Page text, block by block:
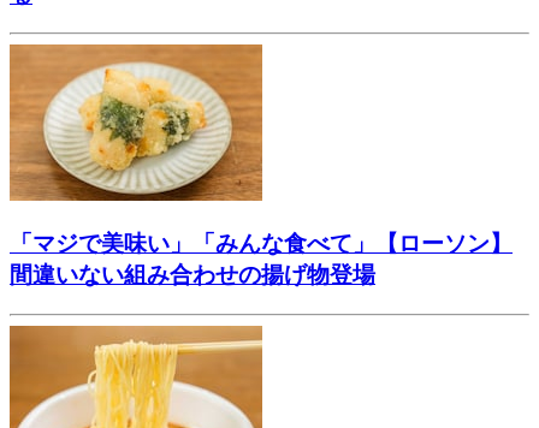
「マジで美味い」「みんな食べて」【ローソン】
間違いない組み合わせの揚げ物登場